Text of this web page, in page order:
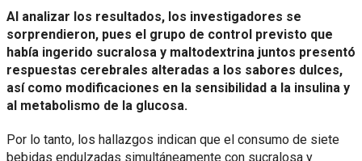
Al analizar los resultados, los investigadores se
sorprendieron, pues el grupo de control previsto que
había ingerido sucralosa y maltodextrina juntos presentó
respuestas cerebrales alteradas a los sabores dulces,
así como modificaciones en la sensibilidad a la insulina y
al metabolismo de la glucosa.
Por lo tanto, los hallazgos indican que el consumo de siete
bebidas endulzadas simultáneamente con sucralosa y